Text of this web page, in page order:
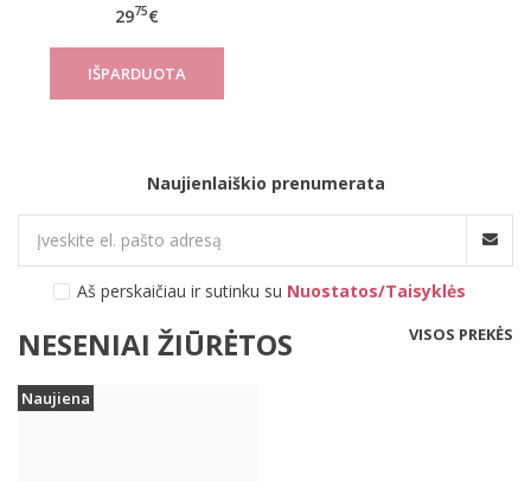
2975€
Naujienlaiškio prenumerata
Aš perskaičiau ir sutinku su Nuostatos/Taisyklės
NESENIAI ŽIŪRĖTOS VISOS PREKĖS
Naujiena